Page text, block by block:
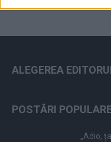
ALEGEREA
POSTĂRI
„Adio,